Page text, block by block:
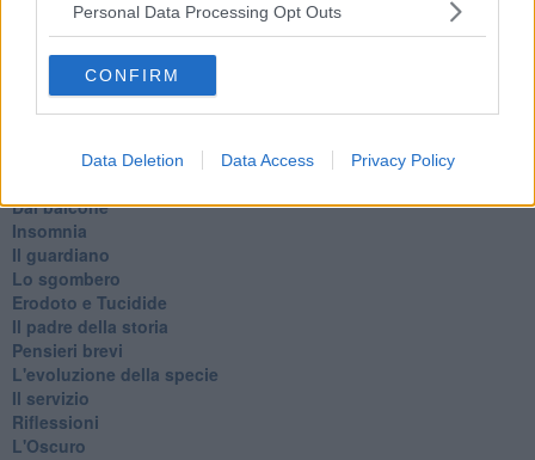
Personal Data Processing Opt Outs
CONFIRM
Data Deletion Data Access Privacy Policy
Confessioni autoreferenziali
Utopie
Il lago
La classe
Dal balcone
Insomnia
Il guardiano
Lo sgombero
Erodoto e Tucidide
Il padre della storia
Pensieri brevi
L'evoluzione della specie
Il servizio
Riflessioni
L'Oscuro